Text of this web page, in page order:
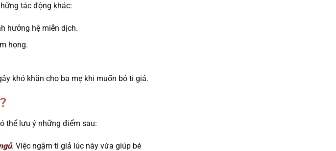
tác động khác:
hưởng hệ miễn dịch.
họng.
khó khăn cho ba mẹ khi muốn bỏ ti giả.
thể lưu ý những điểm sau:
. Việc ngậm ti giả lúc này vừa giúp bé